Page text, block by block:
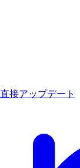
直接アップデート